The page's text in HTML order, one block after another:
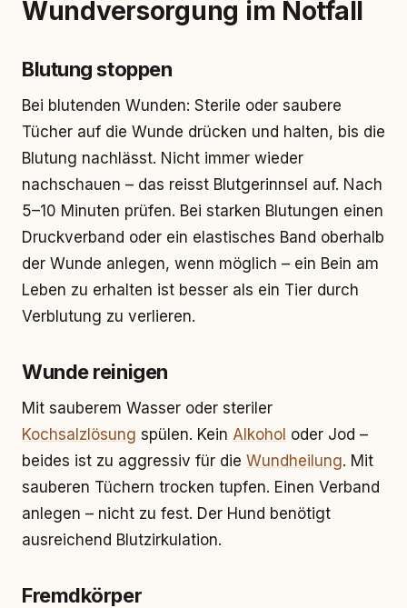
Wundversorgung im Notfall
Blutung stoppen
Bei blutenden Wunden: Sterile oder saubere
Tücher auf die Wunde drücken und halten, bis die
Blutung nachlässt. Nicht immer wieder
nachschauen – das reisst Blutgerinnsel auf. Nach
5–10 Minuten prüfen. Bei starken Blutungen einen
Druckverband oder ein elastisches Band oberhalb
der Wunde anlegen, wenn möglich – ein Bein am
Leben zu erhalten ist besser als ein Tier durch
Verblutung zu verlieren.
Wunde reinigen
Mit sauberem Wasser oder steriler
Kochsalzlösung spülen. Kein Alkohol oder Jod –
beides ist zu aggressiv für die Wundheilung. Mit
sauberen Tüchern trocken tupfen. Einen Verband
anlegen – nicht zu fest. Der Hund benötigt
ausreichend Blutzirkulation.
Fremdkörper